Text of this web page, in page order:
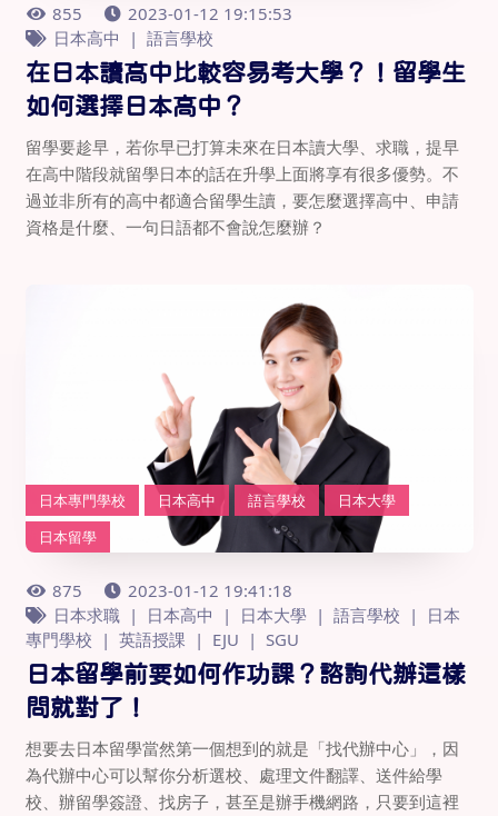
855
2023-01-12 19:15:53
日本高中
語言學校
在日本讀高中比較容易考大學？！留學生
如何選擇日本高中？
留學要趁早，若你早已打算未來在日本讀大學、求職，提早
在高中階段就留學日本的話在升學上面將享有很多優勢。不
過並非所有的高中都適合留學生讀，要怎麼選擇高中、申請
資格是什麼、一句日語都不會說怎麼辦？
日本專門學校 日本高中 語言學校
日本大學
日本留學
875
2023-01-12 19:41:18
日本求職
日本高中 日本大學 語言學校
日本
專門學校
英語授課 EJU SGU
日本留學前要如何作功課？諮詢代辦這樣
問就對了！
想要去日本留學當然第一個想到的就是「找代辦中心」，因
為代辦中心可以幫你分析選校、處理文件翻譯、送件給學
校、辦留學簽證、找房子，甚至是辦手機網路，只要到這裡